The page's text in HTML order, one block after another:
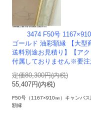
3474 F50号
ゴールド 油彩額縁 【大型
送料別途お見積り】【アク
付属しておりません※要注
定価80,300円(内税)
55,407円(内税)
F50号（1167×910㎜）キャンバス
額縁